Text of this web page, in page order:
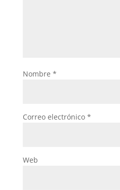
Nombre *
Correo electrónico *
Web